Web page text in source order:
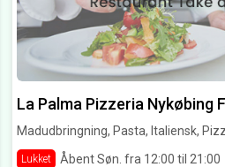
La Palma Pizzeria Nykøbing
Madudbringning, Pasta, Italiensk,
Lukket
Åbent Søn. fra 12:00 til 21:00